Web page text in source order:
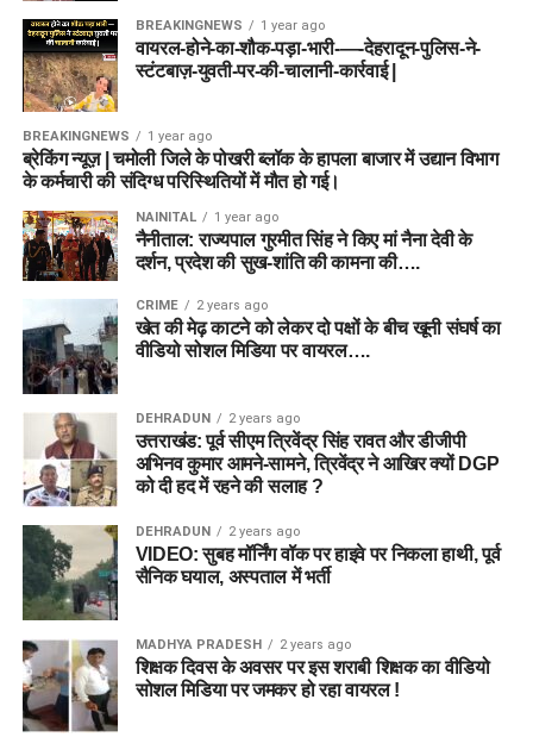
BREAKINGNEWS 1 year ago
वायरल-होने-का-शौक-पड़ा-भारी-—-देहरादून-पुलिस-ने-
स्टंटबाज़-युवती-पर-की-चालानी-कार्रवाई |
BREAKINGNEWS 1 year ago
ब्रेकिंग न्यूज़ | चमोली जिले के पोखरी ब्लॉक के हापला बाजार में उद्यान विभाग
के कर्मचारी की संदिग्ध परिस्थितियों में मौत हो गई।
NAINITAL 1 year ago
नैनीताल: राज्यपाल गुरमीत सिंह ने किए मां नैना देवी के
दर्शन, प्रदेश की सुख-शांति की कामना की….
CRIME 2 years ago
खेत की मेढ़ काटने को लेकर दो पक्षों के बीच खूनी संघर्ष का
वीडियो सोशल मिडिया पर वायरल….
DEHRADUN 2 years ago
उत्तराखंड: पूर्व सीएम त्रिवेंद्र सिंह रावत और डीजीपी
अभिनव कुमार आमने-सामने, त्रिवेंद्र ने आखिर क्यों DGP
को दी हद में रहने की सलाह ?
DEHRADUN 2 years ago
VIDEO: सुबह मॉर्निंग वॉक पर हाइवे पर निकला हाथी, पूर्व
सैनिक घयाल, अस्पताल में भर्ती
MADHYA PRADESH 2 years ago
शिक्षक दिवस के अवसर पर इस शराबी शिक्षक का वीडियो
सोशल मिडिया पर जमकर हो रहा वायरल !